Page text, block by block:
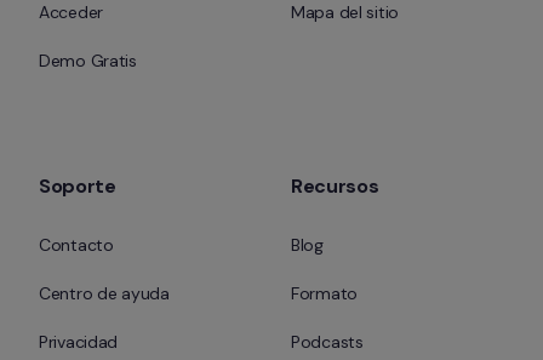
Acceder
Demo Gratis
Mapa del sitio
Soporte
Contacto
Centro de ayuda
Privacidad
Recursos
Blog
Formato
Podcasts